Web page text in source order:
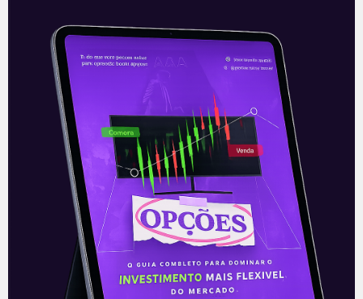
Rumo (RAIL3): Investimentos
em Porto do Açu
Nesta segunda-feira (31), em evento que
contou com a presença do presidente
Jair Bolsonaro e do ministro Tarcísio de
Freitas para o lançamento das obras
Leia mais